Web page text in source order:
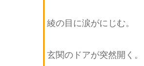
綾の目に涙がにじむ。
玄関のドアが突然開く。